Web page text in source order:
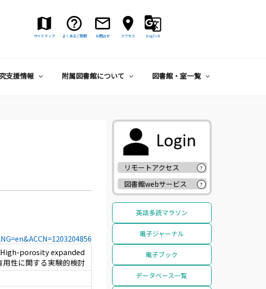
サイトマップ よくあるご質問 お問合せ アクセス English
支援情報 附属図書館について 図書館・室一覧
porosity expanded
性に関する実験的検討
リモートアクセス ?
図書館webサービス ?
英語多読マラソン
電子ジャーナル
電子ブック
データベース一覧